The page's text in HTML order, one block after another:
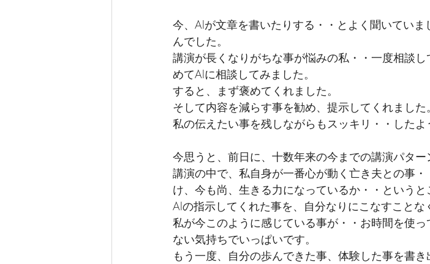
今、AIが文章を書いたりする・・とよく聞いてい
んでした。
講演が長くなりがちな事が悩みの私・・一度相談
めてAIに相談してみました。
すると、まず褒めてくれました。
そして内容を減らす事を勧め、提示してくれました。
私の伝えたい事を残しながらもスッキリ・・したよ
今思うと、前日に、十数年来の今までの講演パター
講演の中で、私自身が一番心が動く亡き夫との事
け、今も尚、生きる力になっているか・・というと
AIの指示してくれた事を、自分なりにこなすことな
私が今このように感じている事が・・お時間を使
ない気持ちでいっぱいです。
もう一度、自分の歩んできた事、体験した事を書